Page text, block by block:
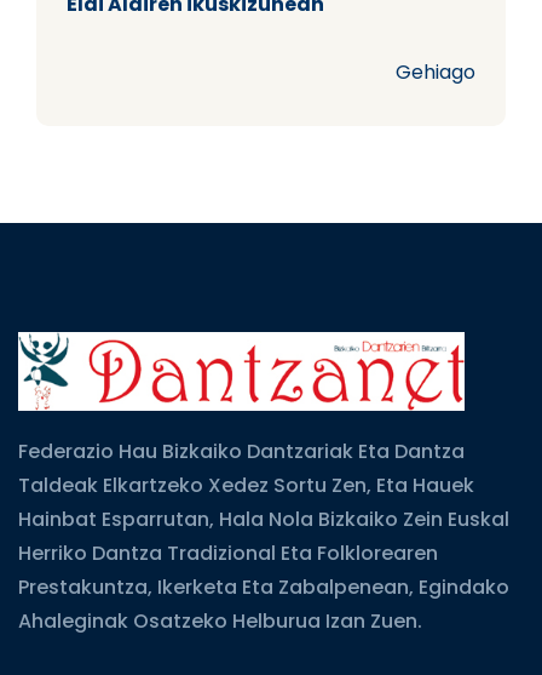
Gehiago
Federazio Hau Bizkaiko Dantzariak Eta Dantza
Taldeak Elkartzeko Xedez Sortu Zen, Eta Hauek
Hainbat Esparrutan, Hala Nola Bizkaiko Zein Euskal
Herriko Dantza Tradizional Eta Folklorearen
Prestakuntza, Ikerketa Eta Zabalpenean, Egindako
Ahaleginak Osatzeko Helburua Izan Zuen.